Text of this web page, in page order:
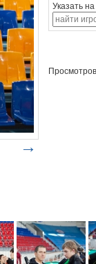
→
Указать